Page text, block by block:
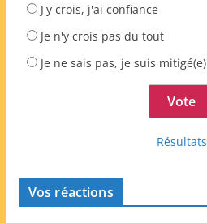
J'y crois, j'ai confiance
Je n'y crois pas du tout
Je ne sais pas, je suis mitigé(e)
Résultats
Vos réactions